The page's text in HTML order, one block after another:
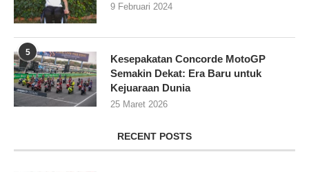
9 Februari 2024
5
Kesepakatan Concorde MotoGP
Semakin Dekat: Era Baru untuk
Kejuaraan Dunia
25 Maret 2026
RECENT POSTS